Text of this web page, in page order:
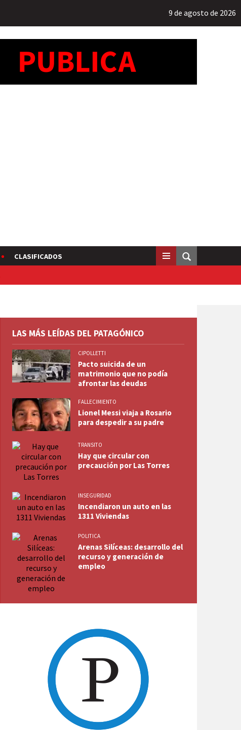
9 de agosto de 2026
CLASIFICADOS
LAS MÁS LEÍDAS DEL PATAGÓNICO
CIPOLLETTI
Pacto suicida de un
matrimonio que no podía
afrontar las deudas
FALLECIMIENTO
Lionel Messi viaja a Rosario
para despedir a su padre
TRANSITO
Hay que circular con
precaución por Las Torres
INSEGURIDAD
Incendiaron un auto en las
1311 Viviendas
POLITICA
Arenas Silíceas: desarrollo del
recurso y generación de
empleo